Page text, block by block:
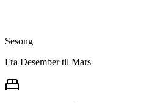
Sesong
Fra Desember til Mars